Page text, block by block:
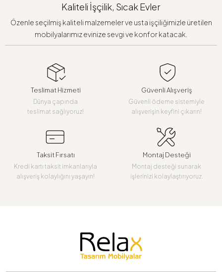
Kaliteli İşçilik, Sıcak Evler
Özenle seçilmiş kaliteli malzemeler ve usta işçiliğimizle üretilen
mobilyalarımız evinize sevgi ve konfor katacak.
Teslimat Hizmeti
Dünya çapında
teslimat sağlıyoruz!
Güvenli Alışveriş
Güvenli ödeme sistemiyle
alışverişin keyfini çıkarın!
Taksit Fırsatı
Kredi kartı taksit imkanlarıyla
alışveriş kolaylığını yaşayın!
Montaj Desteği
Montaj desteği sunarak
işlerinizi kolaylaştırıyoruz.